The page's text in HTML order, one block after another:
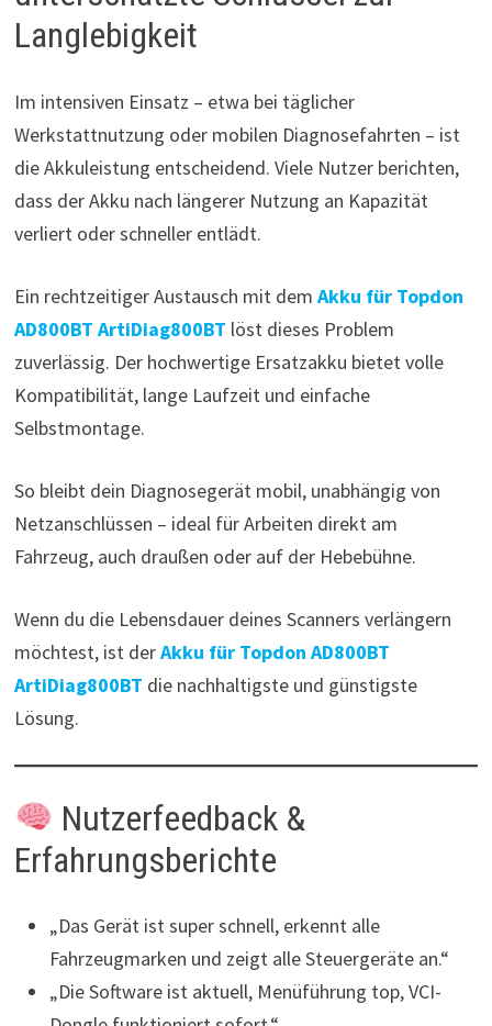
Langlebigkeit
Im intensiven Einsatz – etwa bei täglicher
Werkstattnutzung oder mobilen Diagnosefahrten – ist
die Akkuleistung entscheidend. Viele Nutzer berichten,
dass der Akku nach längerer Nutzung an Kapazität
verliert oder schneller entlädt.
Ein rechtzeitiger Austausch mit dem Akku für Topdon
AD800BT ArtiDiag800BT löst dieses Problem
zuverlässig. Der hochwertige Ersatzakku bietet volle
Kompatibilität, lange Laufzeit und einfache
Selbstmontage.
So bleibt dein Diagnosegerät mobil, unabhängig von
Netzanschlüssen – ideal für Arbeiten direkt am
Fahrzeug, auch draußen oder auf der Hebebühne.
Wenn du die Lebensdauer deines Scanners verlängern
möchtest, ist derAkku für Topdon AD800BT
ArtiDiag800BT die nachhaltigste und günstigste
Lösung.
Nutzerfeedback &
Erfahrungsberichte
„Das Gerät ist super schnell, erkennt alle
Fahrzeugmarken und zeigt alle Steuergeräte an.“
„Die Software ist aktuell, Menüführung top, VCI-